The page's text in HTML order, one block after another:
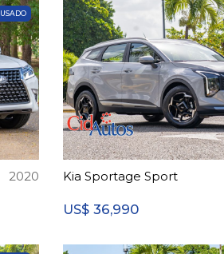
USADO
2020 Kia Sportage Sport
US$ 36,990